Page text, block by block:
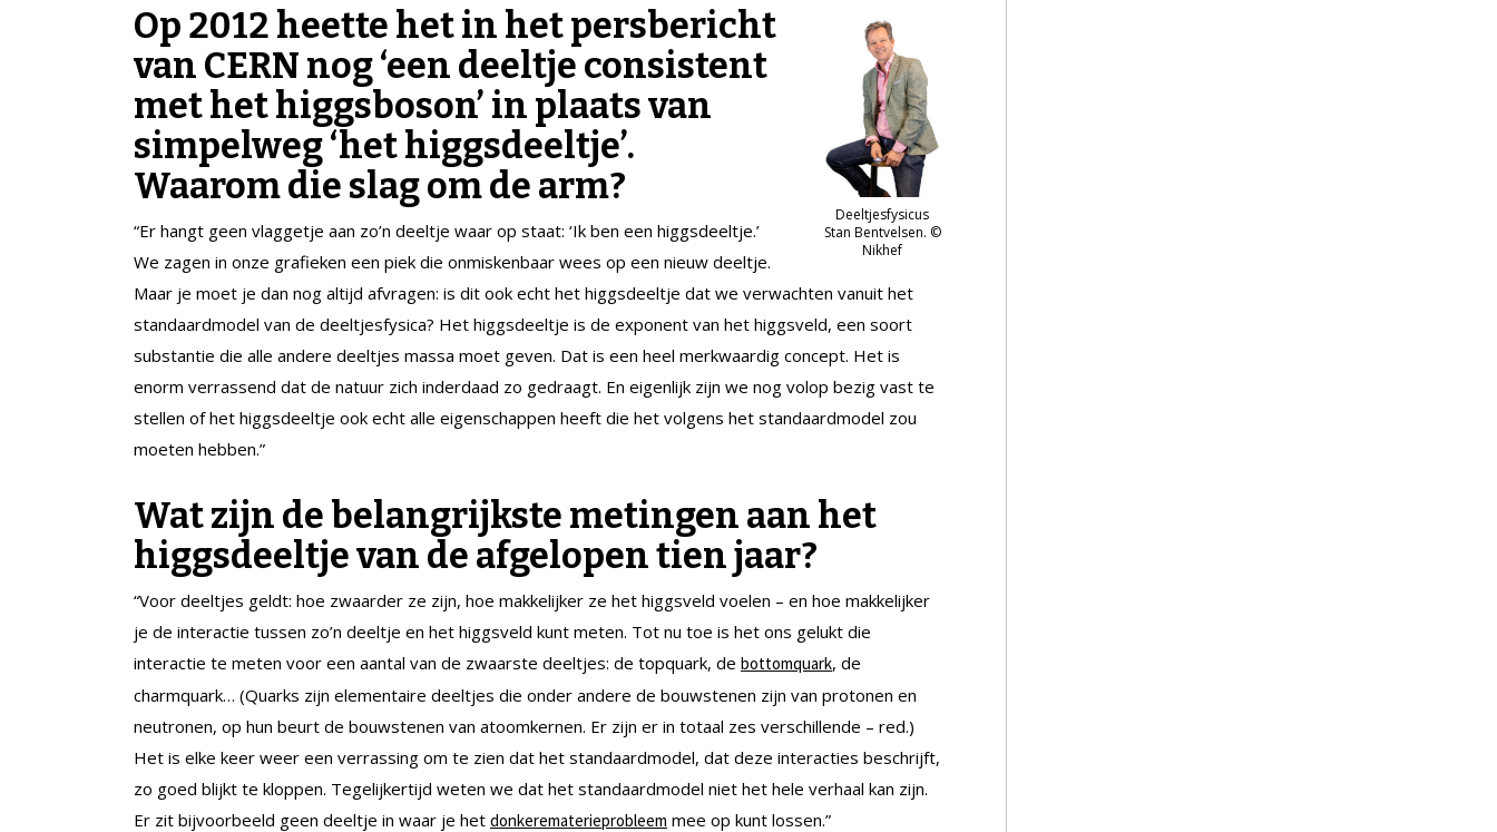
Deeltjesfysicus
Stan Bentvelsen. ©
Nikhef
Op 2012 heette het in het persbericht
van CERN nog ‘een deeltje consistent
met het higgsboson’ in plaats van
simpelweg ‘het higgsdeeltje’.
Waarom die slag om de arm?
“Er hangt geen vlaggetje aan zo’n deeltje waar op staat: ‘Ik ben een higgsdeeltje.’
We zagen in onze grafieken een piek die onmiskenbaar wees op een nieuw deeltje.
Maar je moet je dan nog altijd afvragen: is dit ook echt het higgsdeeltje dat we verwachten vanuit het
standaardmodel van de deeltjesfysica? Het higgsdeeltje is de exponent van het higgsveld, een soort
substantie die alle andere deeltjes massa moet geven. Dat is een heel merkwaardig concept. Het is
enorm verrassend dat de natuur zich inderdaad zo gedraagt. En eigenlijk zijn we nog volop bezig vast te
stellen of het higgsdeeltje ook echt alle eigenschappen heeft die het volgens het standaardmodel zou
moeten hebben.”
Wat zijn de belangrijkste metingen aan het
higgsdeeltje van de afgelopen tien jaar?
“Voor deeltjes geldt: hoe zwaarder ze zijn, hoe makkelijker ze het higgsveld voelen – en hoe makkelijker
je de interactie tussen zo’n deeltje en het higgsveld kunt meten. Tot nu toe is het ons gelukt die
interactie te meten voor een aantal van de zwaarste deeltjes: de topquark, de bottomquark, de
charmquark… (Quarks zijn elementaire deeltjes die onder andere de bouwstenen zijn van protonen en
neutronen, op hun beurt de bouwstenen van atoomkernen. Er zijn er in totaal zes verschillende – red.)
Het is elke keer weer een verrassing om te zien dat het standaardmodel, dat deze interacties beschrijft,
zo goed blijkt te kloppen. Tegelijkertijd weten we dat het standaardmodel niet het hele verhaal kan zijn.
Er zit bijvoorbeeld geen deeltje in waar je het donkerematerieprobleem mee op kunt lossen.”